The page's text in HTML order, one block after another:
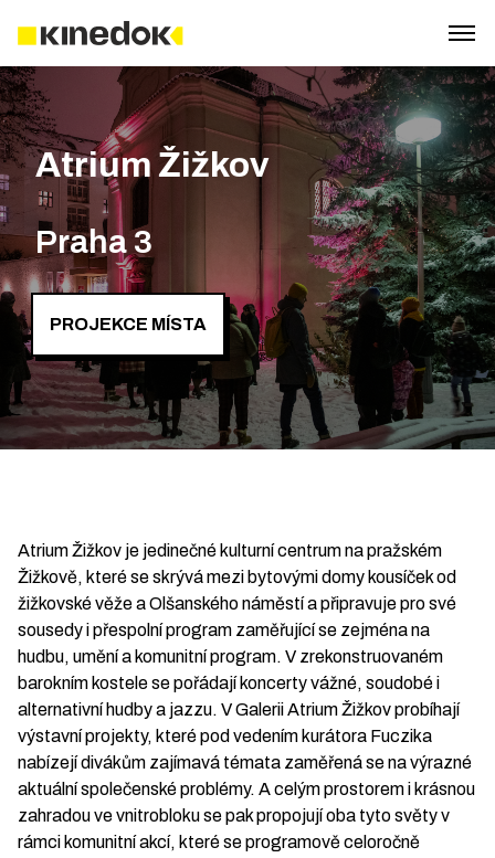
Atrium Žižkov
Praha 3
PROJEKCE MÍSTA
Atrium Žižkov je jedinečné kulturní centrum na pražském
Žižkově, které se skrývá mezi bytovými domy kousíček od
žižkovské věže a Olšanského náměstí a připravuje pro své
sousedy i přespolní program zaměřující se zejména na
hudbu, umění a komunitní program. V zrekonstruovaném
barokním kostele se pořádají koncerty vážné, soudobé i
alternativní hudby a jazzu. V Galerii Atrium Žižkov probíhají
výstavní projekty, které pod vedením kurátora Fuczika
nabízejí divákům zajímavá témata zaměřená se na výrazné
aktuální společenské problémy. A celým prostorem i krásnou
zahradou ve vnitrobloku se pak propojují oba tyto světy v
rámci komunitní akcí, které se programově celoročně